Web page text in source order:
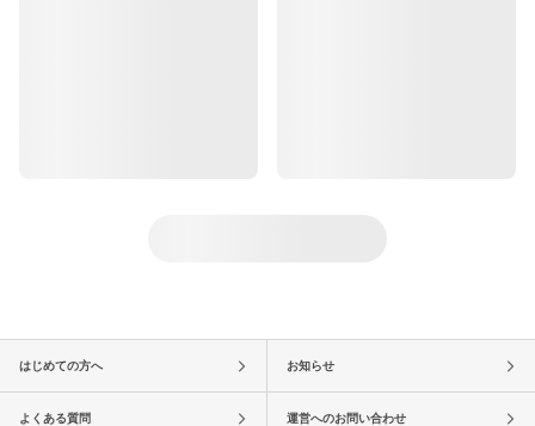
はじめての方へ お知らせ
よくある質問 運営へのお問い合わせ